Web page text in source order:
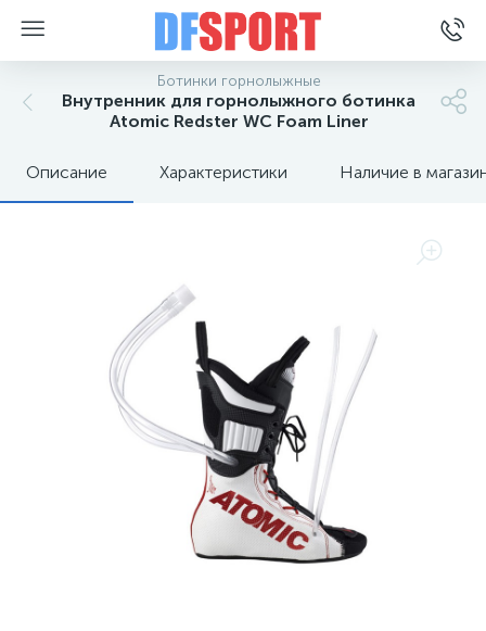
Ботинки горнолыжные
Внутренник для горнолыжного ботинка
Atomic Redster WC Foam Liner
Описание Характеристики Наличие в